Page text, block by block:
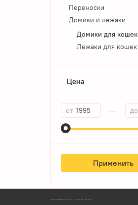
Переноски
Домики и лежаки
Домики для кошек
Лежаки для кошек
Цена
от — до
Применить